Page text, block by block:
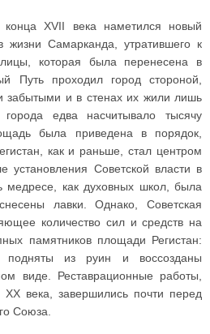
XVII века наметился новый
жизни Самарканда, утратившего к
которая была перенесена в
Путь проходил город стороной,
забытыми и в стенах их жили лишь
едва насчитывало тысячу
была приведена в порядок,
как и раньше, стал центром
установления Советской власти в
медресе, как духовных школ, была
лавки. Однако, Советская
количество сил и средств на
памятников площади Регистан:
из руин и воссозданы
виде. Реставрационные работы,
века, завершились почти перед
Союза.